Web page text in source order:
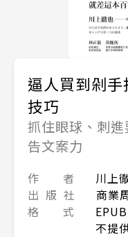
逼人買到剁
技巧
抓住眼球、刺
告文案力
作 者
川上
出 版 社
商業
格 式
不提